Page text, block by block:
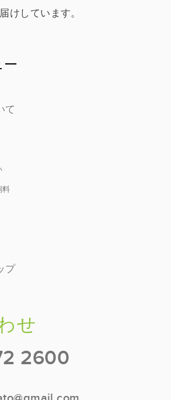
けしています。
て
料
プ
せ
2600